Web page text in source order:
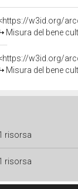
w3id.org/
Misura del bene
w3id.org/
Misura del bene
risorsa
risorsa